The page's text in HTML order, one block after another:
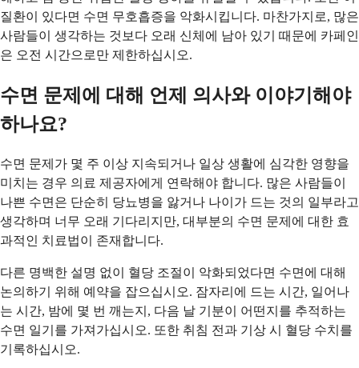
질환이 있다면 수면 무호흡증을 악화시킵니다. 마찬가지로, 많은
사람들이 생각하는 것보다 오래 신체에 남아 있기 때문에 카페인
은 오전 시간으로만 제한하십시오.
수면 문제에 대해 언제 의사와 이야기해야
하나요?
수면 문제가 몇 주 이상 지속되거나 일상 생활에 심각한 영향을
미치는 경우 의료 제공자에게 연락해야 합니다. 많은 사람들이
나쁜 수면은 단순히 당뇨병을 앓거나 나이가 드는 것의 일부라고
생각하며 너무 오래 기다리지만, 대부분의 수면 문제에 대한 효
과적인 치료법이 존재합니다.
다른 명백한 설명 없이 혈당 조절이 악화되었다면 수면에 대해
논의하기 위해 예약을 잡으십시오. 잠자리에 드는 시간, 일어나
는 시간, 밤에 몇 번 깨는지, 다음 날 기분이 어떤지를 추적하는
수면 일기를 가져가십시오. 또한 취침 전과 기상 시 혈당 수치를
기록하십시오.